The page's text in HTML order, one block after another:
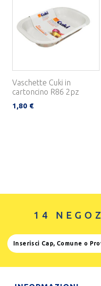
Vaschette Cuki in
cartoncino R86 2pz
1,80 €
14